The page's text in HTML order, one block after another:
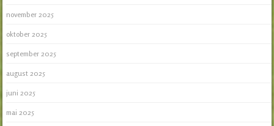
november 2025
oktober 2025
september 2025
august 2025
juni 2025
mai 2025